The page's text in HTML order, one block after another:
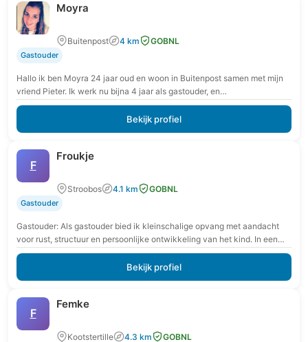
Moyra
Buitenpost 4 km GOBNL
Gastouder
Hallo ik ben Moyra 24 jaar oud en woon in Buitenpost samen met mijn
vriend Pieter. Ik werk nu bijna 4 jaar als gastouder, en…
Bekijk profiel
F
Froukje
Stroobos 4.1 km GOBNL
Gastouder
Gastouder: Als gastouder bied ik kleinschalige opvang met aandacht
voor rust, structuur en persoonlijke ontwikkeling van het kind. In een
veilige en vertrouwde omgeving krijgt…
Bekijk profiel
F
Femke
Kootstertille 4.3 km GOBNL